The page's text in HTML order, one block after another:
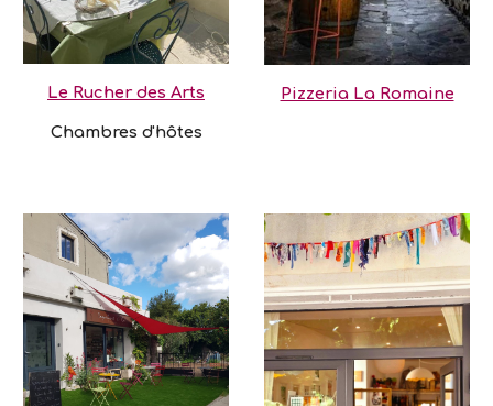
Le Rucher des Arts
Chambres d'hôtes
Pizzeria La Romaine